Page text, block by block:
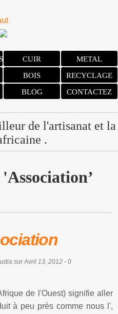
CUIR
METAL
BOIS
RECYCLAGE
BLOG CONTACTEZ
de l'artisanat et la
.
sur Avril 13, 2012 - 0
de l'Ouest) signifie aller
à peu près comme nous l',